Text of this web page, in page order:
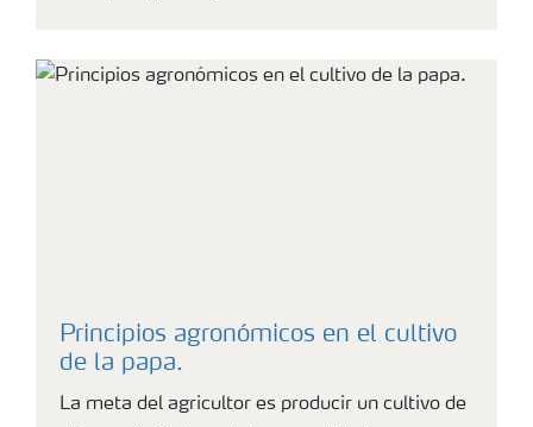
Principios agronómicos en el cultivo
de la papa.
La meta del agricultor es producir un cultivo de